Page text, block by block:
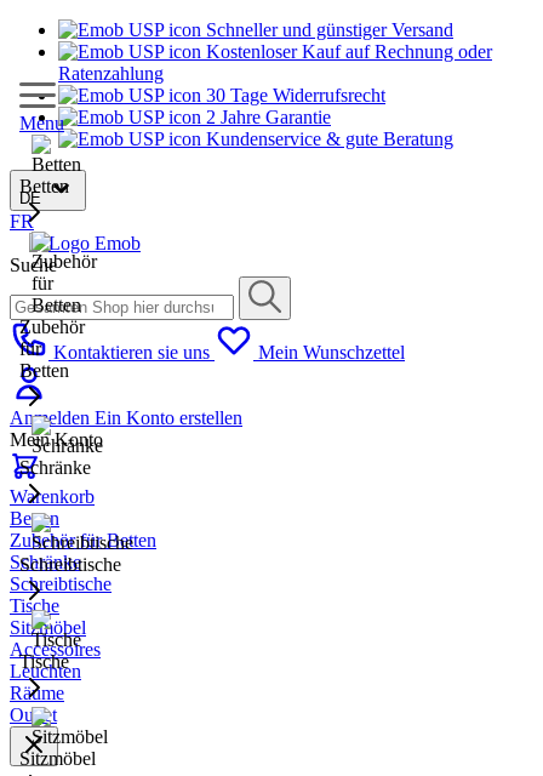
Schneller und günstiger Versand
Kostenloser Kauf auf Rechnung oder
Ratenzahlung
30 Tage Widerrufsrecht
2 Jahre Garantie
Kundenservice & gute Beratung
DE
FR
Suche
Kontaktieren sie uns Mein Wunschzettel
Anmelden Ein Konto erstellen
Mein Konto
Warenkorb
Menu
Betten
Zubehör
für
Betten
Schränke
Schreibtische
Tische
Sitzmöbel
Betten
Zubehör für Betten
Schränke
Schreibtische
Tische
Sitzmöbel
Accessoires
Leuchten
Räume
Outlet